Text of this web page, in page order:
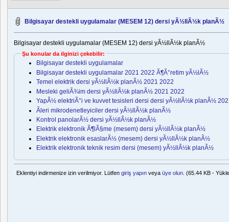
Bilgisayar destekli uygulamalar (MESEM 12) dersi yÃ½llÃ½k planÃ½
Bilgisayar destekli uygulamalar (MESEM 12) dersi yÃ½llÃ½k planÃ½
Şu konular da ilginizi çekebilir:
Bilgisayar destekli uygulamalar
Bilgisayar destekli uygulamalar 2021 2022 Ã¶Ã°retim yÃ½lÃ½
Temel elektrik dersi yÃ½llÃ½k planÃ½ 2021 2022
Mesleki geliÃ¾im dersi yÃ½llÃ½k planÃ½ 2021 2022
YapÃ½ elektriÃ°i ve kuvvet tesisleri dersi dersi yÃ½llÃ½k planÃ½
Ãleri mikrodenetleyiciler dersi yÃ½llÃ½k planÃ½
Kontrol panolarÃ½ dersi yÃ½llÃ½k planÃ½
Elektrik elektronik Ã¶lÃ§me (mesem) dersi yÃ½llÃ½k planÃ½
Elektrik elektronik esaslarÃ½ (mesem) dersi yÃ½llÃ½k planÃ½
Elektrik elektronik teknik resim dersi (mesem) yÃ½llÃ½k planÃ½
Eklentiyi indirmenize izin verilmiyor. Lütfengiriş yapın veyaüye olun . (65.44 KB -